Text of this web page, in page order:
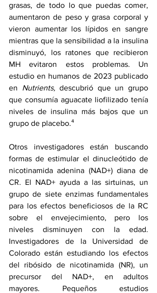
grasas, de todo lo que puedas comer,
aumentaron de peso y grasa corporal y
vieron aumentar los lípidos en sangre
mientras que la sensibilidad a la insulina
disminuyó, los ratones que recibieron
MH evitaron estos problemas. Un
estudio en humanos de 2023 publicado
en Nutrients, descubrió que un grupo
que consumía aguacate liofilizado tenía
niveles de insulina más bajos que un
grupo de placebo.⁴
Otros investigadores están buscando
formas de estimular el dinucleótido de
nicotinamida adenina (NAD+) diana de
CR. El NAD+ ayuda a las sirtuinas, un
grupo de siete enzimas fundamentales
para los efectos beneficiosos de la RC
sobre el envejecimiento, pero los
niveles disminuyen con la edad.
Investigadores de la Universidad de
Colorado están estudiando los efectos
del ribósido de nicotinamida (NR), un
precursor del NAD+, en adultos
mayores. Pequeños estudios